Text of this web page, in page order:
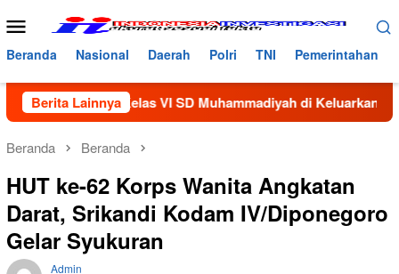
ke
konten
Menu
Mobile
Beranda Nasional Daerah Polri TNI Pemerintahan
Berita Lainnya
VI SD Muhammadiyah di Keluarkan Dari Sekolah
Beranda Beranda
HUT ke-62 Korps Wanita Angkatan
Darat, Srikandi Kodam IV/Diponegoro
Gelar Syukuran
Admin